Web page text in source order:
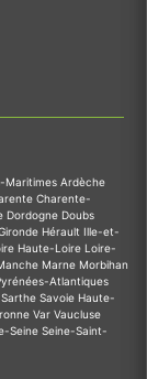
Maritimes Ardèche
Charente-
Dordogne Doubs
Hérault Ille-et-
Haute-Loire Loire-
Marne Morbihan
Atlantiques
Sarthe Savoie Haute-
Var Vaucluse
Seine Seine-Saint-